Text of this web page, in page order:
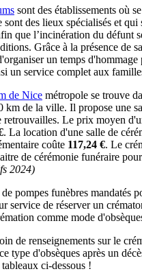
sont des établissements où
sont des lieux spécialisés et qui
que l’incinération du défunt
Grâce à la présence de
un temps d'hommage
un service complet aux
de Nice métropole se trouve
km de la ville. Il propose une
retrouvailles. Le prix moyen
. La location d'une salle de
coûte 117,24 €. Le
de cérémonie funéraire
2024)
pompes funèbres mandatés
service de réserver un
comme mode
de renseignements sur le
type d'obsèques après un
ci-dessous !